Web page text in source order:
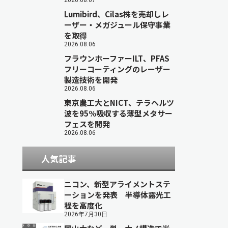
Lumibird、Cilas株を売却しレ
ーザー・メガジュール保守事業
を取得
2026.08.06
フラウンホーファーILT、PFAS
フリーコーティングのレーザー
製造技術を開発
2026.08.06
東京農工大とNICT、テラヘルツ
波を95％吸収する薄型メタサー
フェスを開発
2026.08.06
人気記事
ニコン、新型アライメントステ
ーションを発表 半導体露光工
程を高度化
2026年7月30日